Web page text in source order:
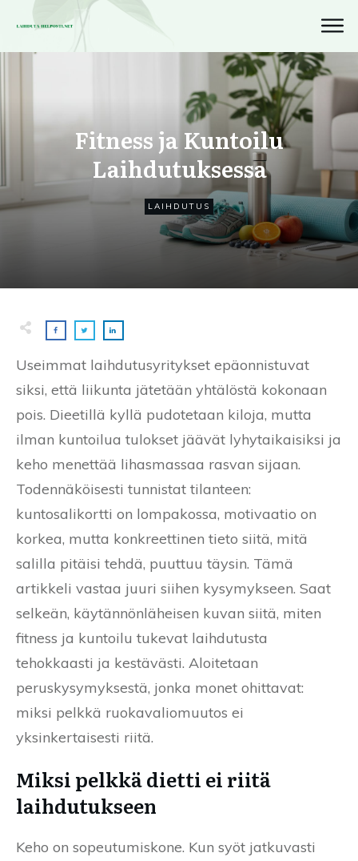
Fitness ja Kuntoilu
Laihdutuksessa
LAIHDUTUS
Useimmat laihdutusyritykset epäonnistuvat
siksi, että liikunta jätetään yhtälöstä kokonaan
pois. Dieetillä kyllä pudotetaan kiloja, mutta
ilman kuntoilua tulokset jäävät lyhytaikaisiksi ja
keho menettää lihasmassaa rasvan sijaan.
Todennäköisesti tunnistat tilanteen:
kuntosalikortti on lompakossa, motivaatio on
korkea, mutta konkreettinen tieto siitä, mitä
salilla pitäisi tehdä, puuttuu täysin. Tämä
artikkeli vastaa juuri siihen kysymykseen. Saat
selkeän, käytännönläheisen kuvan siitä, miten
fitness ja kuntoilu tukevat laihdutusta
tehokkaasti ja kestävästi. Aloitetaan
peruskysymyksestä, jonka monet ohittavat:
miksi pelkkä ruokavaliomuutos ei
yksinkertaisesti riitä.
Miksi pelkkä dietti ei riitä
laihdutukseen
Keho on sopeutumiskone. Kun syöt jatkuvasti